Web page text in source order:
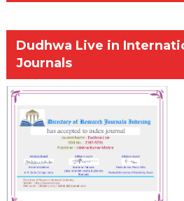
Dudhwa Live in
Journals